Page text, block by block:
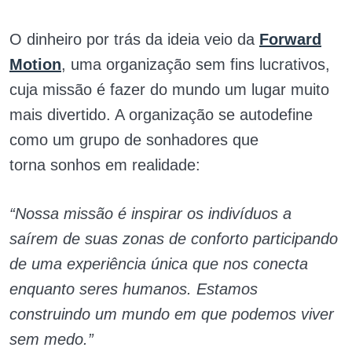
O dinheiro por trás da ideia veio da Forward
Motion, uma organização sem fins lucrativos,
cuja missão é fazer do mundo um lugar muito
mais divertido. A organização se autodefine
como um grupo de sonhadores que
torna sonhos em realidade:
“Nossa missão é inspirar os indivíduos a
saírem de suas zonas de conforto participando
de uma experiência única que nos conecta
enquanto seres humanos. Estamos
construindo um mundo em que podemos viver
sem medo.”